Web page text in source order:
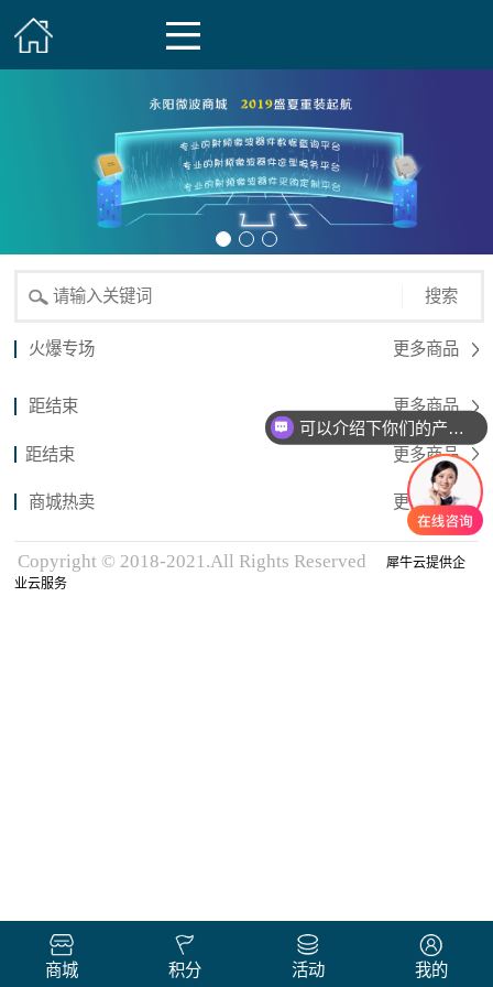
搜索
火爆专场 更多商品
距结束 更多商品
距结束 更多商品
商城热卖 更多商品
Copyright © 2018-2021.All Rights Reserved
犀牛云提供企
业云服务
商城 积分 活动 我的